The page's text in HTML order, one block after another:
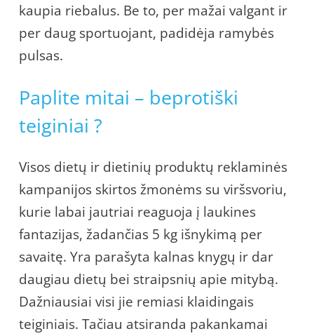
kaupia riebalus. Be to, per mažai valgant ir
per daug sportuojant, padidėja ramybės
pulsas.
Paplite mitai – beprotiški
teiginiai ?
Visos dietų ir dietinių produktų reklaminės
kampanijos skirtos žmonėms su viršsvoriu,
kurie labai jautriai reaguoja į laukines
fantazijas, žadančias 5 kg išnykimą per
savaitę. Yra parašyta kalnas knygų ir dar
daugiau dietų bei straipsnių apie mitybą.
Dažniausiai visi jie remiasi klaidingais
teiginiais. Tačiau atsiranda pakankamai